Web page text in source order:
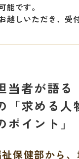
能です。
越しいただき、受
当者が語る
「求める人
ポイント」
保健部から